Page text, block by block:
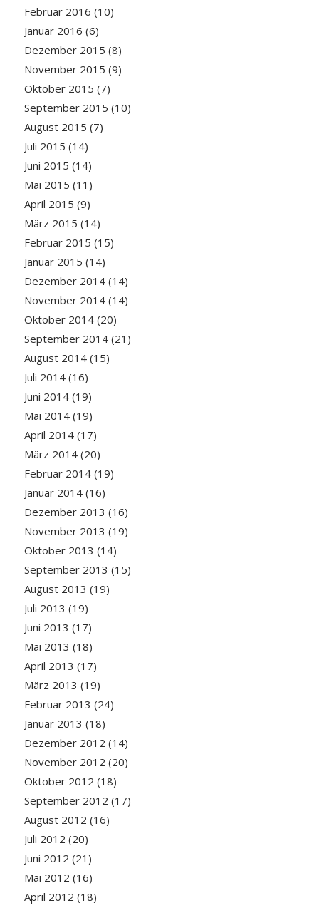
Februar 2016 (10)
Januar 2016 (6)
Dezember 2015 (8)
November 2015 (9)
Oktober 2015 (7)
September 2015 (10)
August 2015 (7)
Juli 2015 (14)
Juni 2015 (14)
Mai 2015 (11)
April 2015 (9)
März 2015 (14)
Februar 2015 (15)
Januar 2015 (14)
Dezember 2014(14)
November 2014(14)
Oktober 2014(20)
September 2014(21)
August 2014(15)
Juli 2014(16)
Juni 2014(19)
Mai 2014(19)
April 2014(17)
März 2014(20)
Februar 2014(19)
Januar 2014(16)
Dezember 2013 (16)
November 2013 (19)
Oktober 2013 (14)
September 2013 (15)
August 2013 (19)
Juli 2013 (19)
Juni 2013 (17)
Mai 2013 (18)
April 2013 (17)
März 2013 (19)
Februar 2013 (24)
Januar 2013 (18)
Dezember 2012 (14)
November 2012 (20)
Oktober 2012 (18)
September 2012 (17)
August 2012 (16)
Juli 2012 (20)
Juni 2012 (21)
Mai 2012 (16)
April 2012 (18)